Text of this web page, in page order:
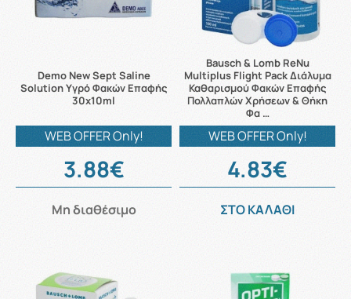
Demo New Sept Saline
Solution Υγρό Φακών Επαφής
30x10ml
WEB OFFER Only!
3.88€
Μη διαθέσιμο
Bausch & Lomb ReNu
Multiplus Flight Pack Διάλυμα
Καθαρισμού Φακών Επαφής
Πολλαπλών Χρήσεων & Θήκη
Φα …
WEB OFFER Only!
4.83€
ΣΤΟ ΚΑΛΑΘΙ